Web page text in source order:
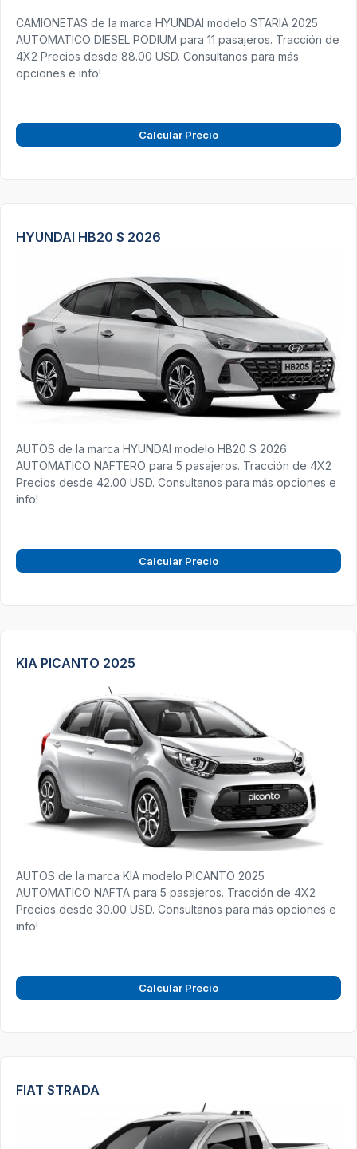
CAMIONETAS de la marca HYUNDAI modelo STARIA 2025
AUTOMATICO DIESEL PODIUM para 11 pasajeros. Tracción de
4X2 Precios desde 88.00 USD. Consultanos para más
opciones e info!
Calcular Precio
HYUNDAI HB20 S 2026
AUTOS de la marca HYUNDAI modelo HB20 S 2026
AUTOMATICO NAFTERO para 5 pasajeros. Tracción de 4X2
Precios desde 42.00 USD. Consultanos para más opciones e
info!
Calcular Precio
KIA PICANTO 2025
AUTOS de la marca KIA modelo PICANTO 2025
AUTOMATICO NAFTA para 5 pasajeros. Tracción de 4X2
Precios desde 30.00 USD. Consultanos para más opciones e
info!
Calcular Precio
FIAT STRADA